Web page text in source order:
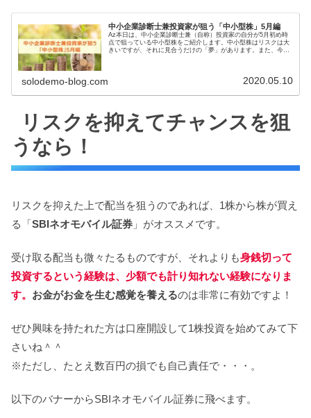
中小企業診断士兼投資家が狙う「中小型株」5月編
Az本日は、中小企業診断士兼（自称）投資家の自分が5月初め時
点で狙っている中小型株をご紹介します。中小型株はリスクは大
きいですが、それに見合うだけの「夢」があります。また、今月
solodemo-blog.com 2020.05.10
リスクを抑えてチャンスを狙
うなら！
リスクを抑えた上で配当を狙うのであれば、1株から株が買え
る「SBIネオモバイル証券 」がオススメです。
受け取る配当も微々たるものですが、それよりも身銭切って
投資するという経験は、少額でも計り知れない経験になりま
す。 お金がお金を生む感覚を養えるのは非常に有効ですよ！
ぜひ興味を持たれた方は口座開設して1株投資を始めてみて下
さいね＾＾
※ただし、たとえ数百円の損でも自己責任で・・・。
以下のバナーからSBIネオモバイル証券に飛べます。